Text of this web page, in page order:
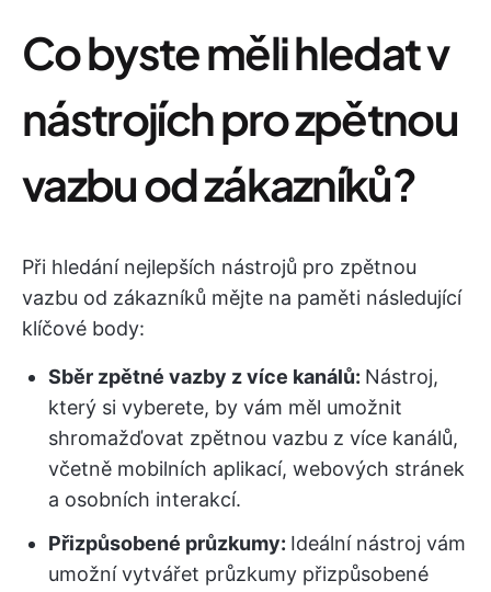
Co byste měli hledat v
nástrojích pro zpětnou
vazbu od zákazníků?
Při hledání nejlepších nástrojů pro zpětnou
vazbu od zákazníků mějte na paměti následující
klíčové body:
Sběr zpětné vazby z více kanálů: Nástroj,
který si vyberete, by vám měl umožnit
shromažďovat zpětnou vazbu z více kanálů,
včetně mobilních aplikací, webových stránek
a osobních interakcí.
Přizpůsobené průzkumy: Ideální nástroj vám
umožní vytvářet průzkumy přizpůsobené